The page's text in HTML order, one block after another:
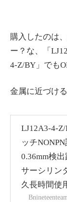
購入したのは
ー？な、「
4-Z/BY」でも
金属に近づけ
LJ12A3-4-
ッチ
0.36mm検
サーシリン
久長時間使